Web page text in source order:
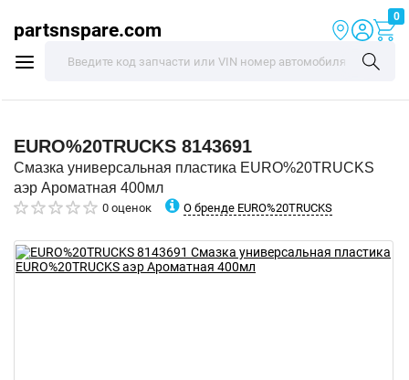
partsnspare.com
0
EURO%20TRUCKS 8143691
Смазка универсальная пластика EURO%20TRUCKS
аэр Ароматная 400мл
0 оценок О бренде EURO%20TRUCKS